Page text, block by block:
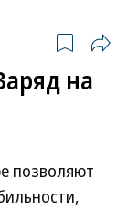
на
позволяют